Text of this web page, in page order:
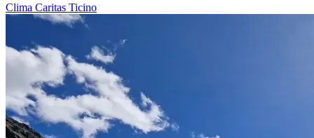
Clima Caritas Ticino